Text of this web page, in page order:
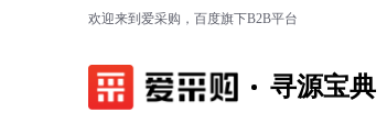
欢迎来到爱采购，百度旗下B2B平台
寻源宝典